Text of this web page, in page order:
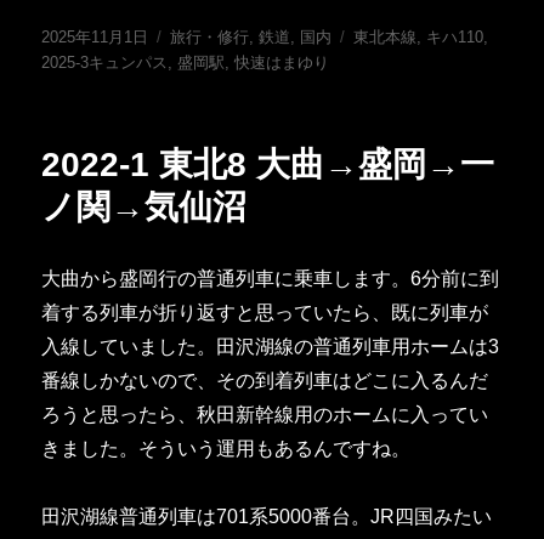
投
稿
2025年11月1日
カ
テ
旅行・修行,鉄道, 国内
タ
東北本線, キハ110,
2025-3キュンパス , 盛岡駅,快速はまゆり
2022-1 東北8 大曲→盛岡→一
ノ関→気仙沼
大曲から盛岡行の普通列車に乗車します。6分前に到
着する列車が折り返すと思っていたら、既に列車が
入線していました。田沢湖線の普通列車用ホームは3
番線しかないので、その到着列車はどこに入るんだ
ろうと思ったら、秋田新幹線用のホームに入ってい
きました。そういう運用もあるんですね。
田沢湖線普通列車は701系5000番台。JR四国みたい